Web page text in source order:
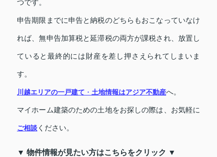
つです。
申告期限までに申告と納税のどちらもおこなっていなけ
れば、無申告加算税と延滞税の両方が課税され、放置し
ていると最終的には財産を差し押さえられてしまいま
す。
川越エリアの一戸建て ・ 土地情報はアジア不動産へ。
マイホーム建築のための土地をお探しの際は、お気軽に
ご相談 ください。
▼ 物件情報が見たい方はこちらをクリック ▼